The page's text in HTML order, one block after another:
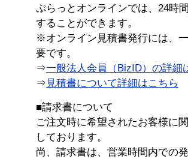
ぷらっとオンラインでは、24時
することができます。
※オンライン見積書発行には、
要です。
⇒一般法人会員（BizID）の詳細
⇒ 見積書について詳細はこちら
■請求書について
ご注文時に希望されたお客様に
しております。
尚、請求書は、営業時間内での